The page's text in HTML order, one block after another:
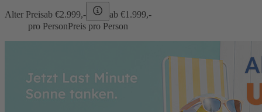
Alter Preisab €2.999,- ab €1.999,-
pro PersonPreis pro Person